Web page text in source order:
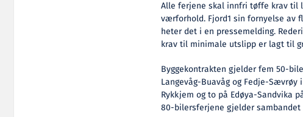
Alle ferjene skal innfri tøffe krav til
værforhold. Fjord1 sin fornyelse av
heter det i en pressemelding.
krav til minimale utslipp er lagt til
Byggekontrakten gjelder fem 50-
Langevåg-Buavåg og Fedje-
Rykkjem og to på Edøya-Sandvika
80-bilersferjene gjelder sambandet